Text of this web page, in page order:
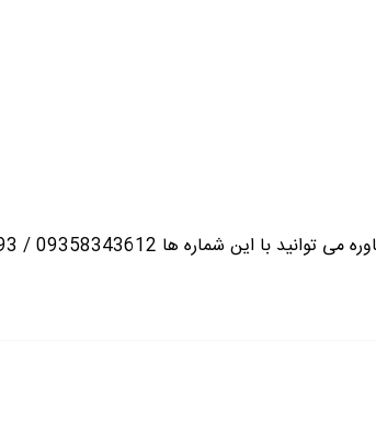
توانید با این شماره ها 09358343612 / 02165389693